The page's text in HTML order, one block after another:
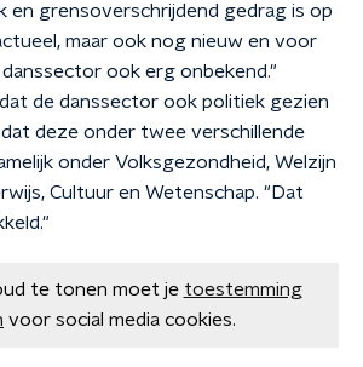
en grensoverschrijdend gedrag is op
maar ook nog nieuw en voor
danssector ook erg onbekend."
de danssector ook politiek gezien
deze onder twee verschillende
onder Volksgezondheid, Welzijn
Cultuur en Wetenschap. "Dat
te tonen moet je toestemming
voor social media cookies.